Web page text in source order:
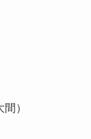
）